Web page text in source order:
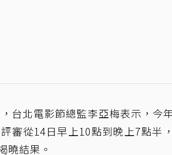
台北電影節總監李亞梅表示，今
審從14日早上10點到晚上7點半
曉結果。